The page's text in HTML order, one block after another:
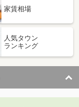
家賃相場
人気タウン
ランキング